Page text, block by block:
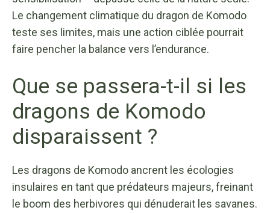
Le changement climatique du dragon de Komodo
teste ses limites, mais une action ciblée pourrait
faire pencher la balance vers l’endurance.
Que se passera-t-il si les
dragons de Komodo
disparaissent ?
Les dragons de Komodo ancrent les écologies
insulaires en tant que prédateurs majeurs, freinant
le boom des herbivores qui dénuderait les savanes.